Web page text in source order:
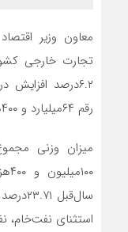
معاون وزیر
تجارت خارجی
۶.۲درصد
رقم ۶۴‌میلیارد و ۴۰۰‌میلیون دلار رسید.
میزان وزنی
استثنای نفت‌خام،